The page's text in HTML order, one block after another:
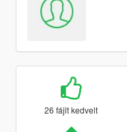
26 fájlt kedvelt